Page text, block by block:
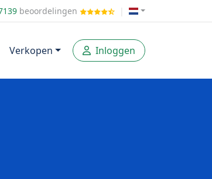
beoordelingen
Verkopen Inloggen